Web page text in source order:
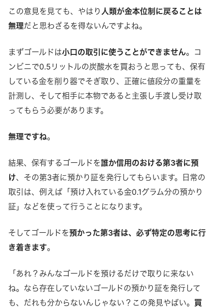
この意見を見ても、やはり 人類が金本位制に戻ることは
無理だと思わざるを得ないんですよね。
まずゴールドは小口の取引に使うことができません。コ
ンビニで0.5リットルの炭酸水を買おうと思っても、保有
している金を削り器でそぎ取り、正確に値段分の重量を
計測し、そして相手に本物であると主張し手渡し受け取
ってもらう必要があります。
無理ですね。
結果、保有するゴールドを誰か信用のおける第3者に預
け、その第3者に預かり証を発行してもらいます。日常の
取引は、例えば「預け入れている金0.1グラム分の預かり
証」などを使って行うことになります。
そしてゴールドを預かった第3者は、必ず特定の思考に行
き着きます。
「あれ？みんなゴールドを預けるだけで取りに来ない
ね。なら存在していないゴールドの預かり証を発行して
も、だれも分からないんじゃない？この発見やばい。 買